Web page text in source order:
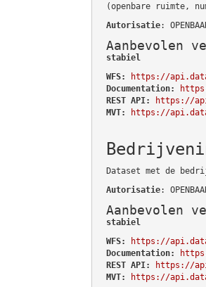
(openbare ruimte,
Autorisatie:
Aanbevolen
stabiel
WFS:
https://
Documentation:
REST API:
https://
MVT:
https://
Dataset met de
Autorisatie:
Aanbevolen
stabiel
WFS:
https://
Documentation:
REST API:
https://
MVT:
https://